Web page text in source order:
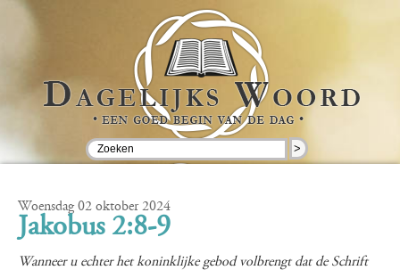
>
Woensdag 02 oktober 2024
Jakobus 2:8-9
Wanneer u echter het koninklijke gebod volbrengt dat de Schrift